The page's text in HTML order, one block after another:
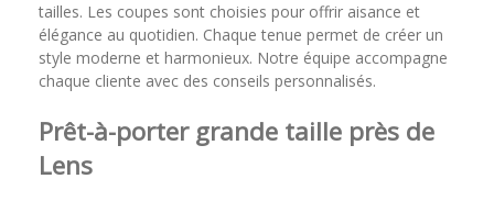
tailles. Les coupes sont choisies pour offrir aisance et
élégance au quotidien. Chaque tenue permet de créer un
style moderne et harmonieux. Notre équipe accompagne
chaque cliente avec des conseils personnalisés.
Prêt-à-porter grande taille près de
Lens